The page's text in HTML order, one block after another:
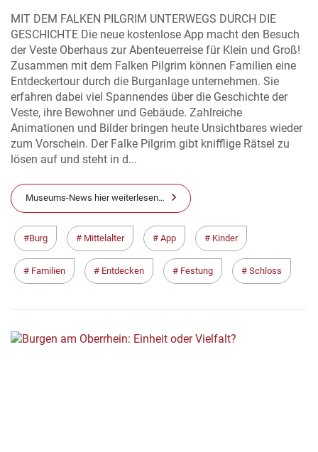
MIT DEM FALKEN PILGRIM UNTERWEGS DURCH DIE
GESCHICHTE Die neue kostenlose App macht den Besuch
der Veste Oberhaus zur Abenteuerreise für Klein und Groß!
Zusammen mit dem Falken Pilgrim können Familien eine
Entdeckertour durch die Burganlage unternehmen. Sie
erfahren dabei viel Spannendes über die Geschichte der
Veste, ihre Bewohner und Gebäude. Zahlreiche
Animationen und Bilder bringen heute Unsichtbares wieder
zum Vorschein. Der Falke Pilgrim gibt knifflige Rätsel zu
lösen auf und steht in d...
Museums-News hier weiterlesen…
Burg Mittelalter App Kinder
Familien Entdecken Festung Schloss